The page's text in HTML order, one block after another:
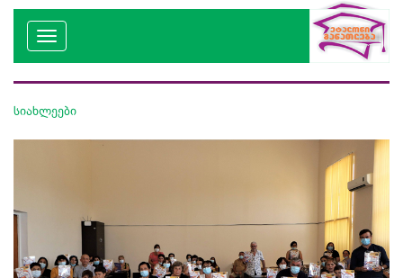
სიახლეები